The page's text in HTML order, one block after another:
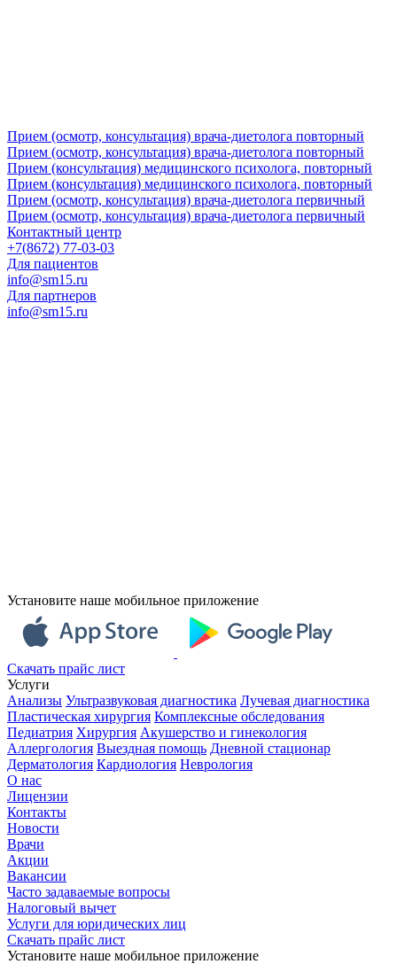
Прием (осмотр, консультация) врача-диетолога повторный
Прием (осмотр, консультация) врача-диетолога повторный
Прием (консультация) медицинского психолога, повторный
Прием (консультация) медицинского психолога, повторный
Прием (осмотр, консультация) врача-диетолога первичный
Прием (осмотр, консультация) врача-диетолога первичный
Контактный центр
+7(8672) 77-03-03
Для пациентов
info@sm15.ru
Для партнеров
info@sm15.ru
Установите наше мобильное приложение
Скачать прайс лист
Услуги
Анализы Ультразвуковая диагностика Лучевая диагностика
Пластическая хирургия Комплексные обследования
Педиатрия Хирургия Акушерство и гинекология
Аллергология Выездная помощь Дневной стационар
Дерматология Кардиология Неврология
О нас
Лицензии
Контакты
Новости
Врачи
Акции
Вакансии
Часто задаваемые вопросы
Налоговый вычет
Услуги для юридических лиц
Скачать прайс лист
Установите наше мобильное приложение